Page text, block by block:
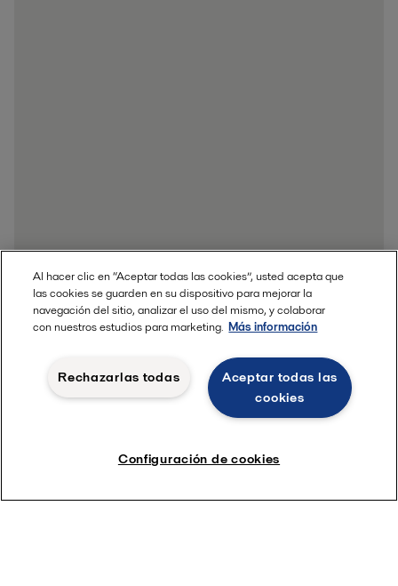
Al hacer clic en “Aceptar todas las cookies”, usted acepta que
las cookies se guarden en su dispositivo para mejorar la
navegación del sitio, analizar el uso del mismo, y colaborar
con nuestros estudios para marketing. Más información
Aceptar todas las
cookies
Rechazarlas todas
Configuración de cookies